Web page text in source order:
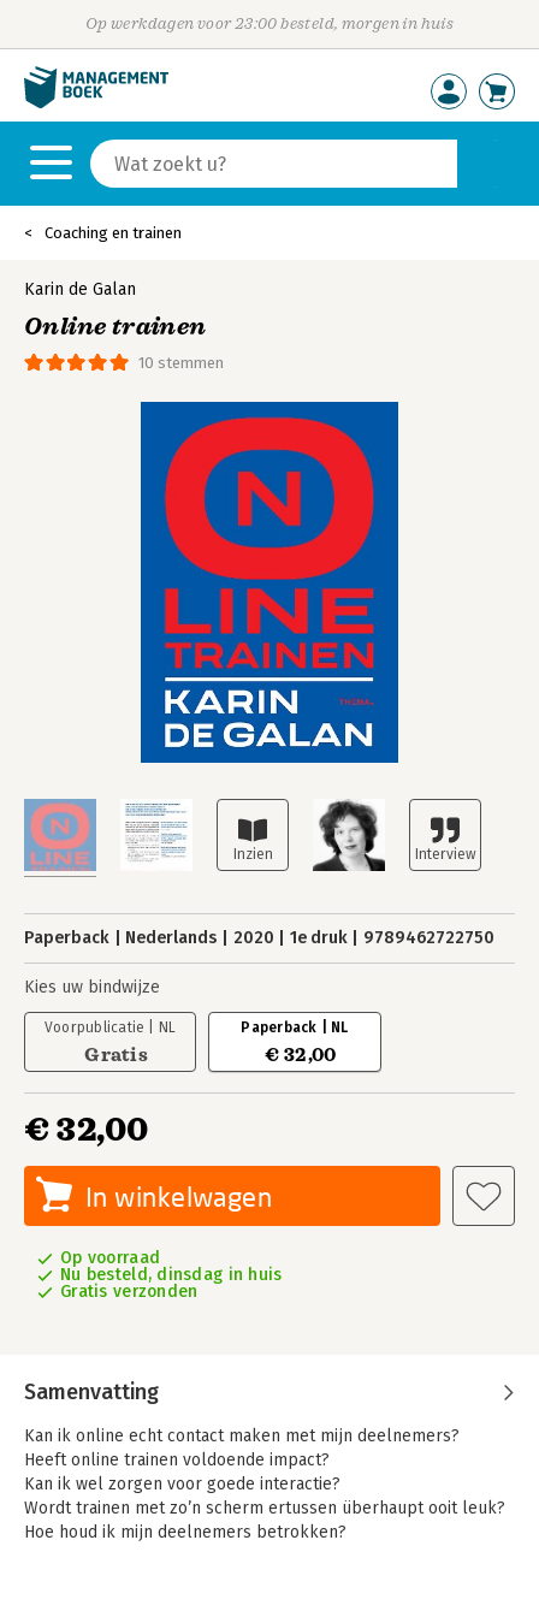
Op werkdagen voor 23:00 besteld, morgen in huis
Coaching en trainen
10 stemmen
Karin de Galan
Online trainen
Paperback Nederlands 2020 1e druk 9789462722750
Kies uw bindwijze
Voorpublicatie | NL
Gratis
Paperback | NL
€ 32,00
€ 32,00
In winkelwagen
Op voorraad
Nu besteld, dinsdag in huis
Gratis verzonden
Samenvatting
Kan ik online echt contact maken met mijn deelnemers?
Heeft online trainen voldoende impact?
Kan ik wel zorgen voor goede interactie?
Wordt trainen met zo’n scherm ertussen überhaupt ooit leuk?
Hoe houd ik mijn deelnemers betrokken?